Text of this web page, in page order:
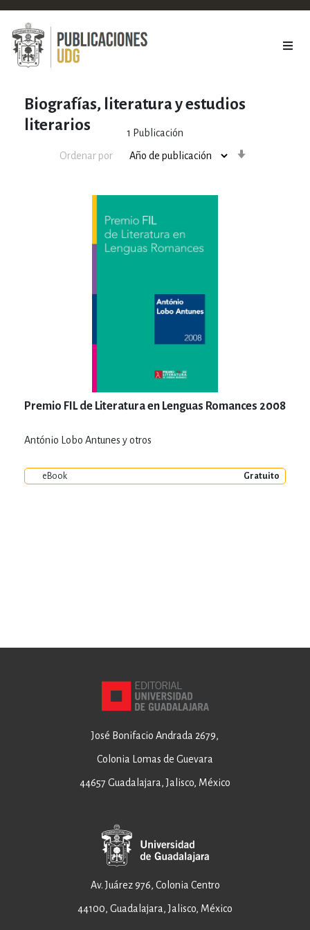
Biografías, literatura y estudios
literarios
1 Publicación
Ordenar por
Premio FIL de Literatura en Lenguas Romances 2008
António Lobo Antunes y otros
eBook Gratuito
José Bonifacio Andrada 2679,
Colonia Lomas de Guevara
44657 Guadalajara, Jalisco, México
Av. Juárez 976, Colonia Centro
44100, Guadalajara, Jalisco, México